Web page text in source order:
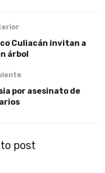
Culiacán invitan a
árbol
por asesinato de
post